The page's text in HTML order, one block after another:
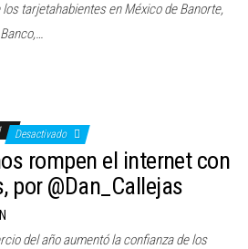
tarjetahabientes en México de Banorte,
Desactivado
rompen el internet con
por @Dan_Callejas
del año aumentó la confianza de los